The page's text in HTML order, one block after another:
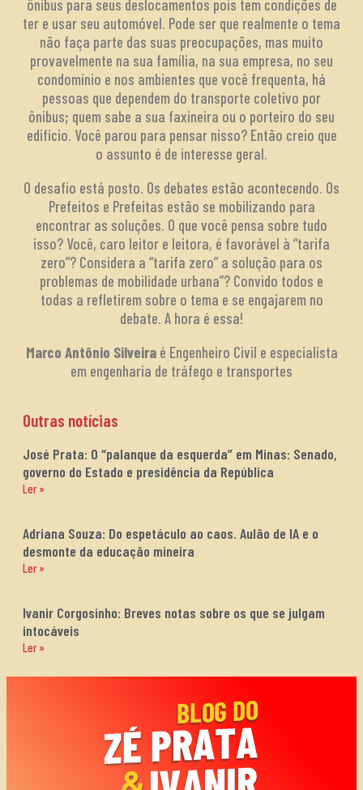
ônibus para seus deslocamentos pois tem condições de
ter e usar seu automóvel. Pode ser que realmente o tema
não faça parte das suas preocupações, mas muito
provavelmente na sua família, na sua empresa, no seu
condomínio e nos ambientes que você frequenta, há
pessoas que dependem do transporte coletivo por
ônibus; quem sabe a sua faxineira ou o porteiro do seu
edifício. Você parou para pensar nisso? Então creio que
o assunto é de interesse geral.
O desafio está posto. Os debates estão acontecendo. Os
Prefeitos e Prefeitas estão se mobilizando para
encontrar as soluções. O que você pensa sobre tudo
isso? Você, caro leitor e leitora, é favorável à “tarifa
zero”? Considera a “tarifa zero” a solução para os
problemas de mobilidade urbana”? Convido todos e
todas a refletirem sobre o tema e se engajarem no
debate. A hora é essa!
Marco Antônio Silveiraé Engenheiro Civil e especialista
em engenharia de tráfego e transportes
Outras notícias
José Prata: O “palanque da esquerda” em Minas: Senado,
governo do Estado e presidência da República
Ler »
Adriana Souza: Do espetáculo ao caos. Aulão de IA e o
desmonte da educação mineira
Ler »
Ivanir Corgosinho: Breves notas sobre os que se julgam
intocáveis
Ler »